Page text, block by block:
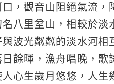
，觀音山阻絕氣流
八里坌山，相較於
波光粼粼的淡水河
餘暉，漁舟唱晚，
心生歲月悠悠，人生